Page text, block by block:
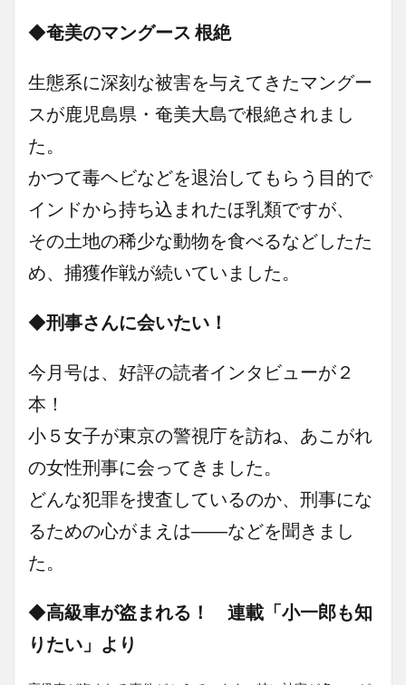
◆奄美のマングース 根絶
生態系に深刻な被害を与えてきたマングー
スが鹿児島県・奄美大島で根絶されまし
た。
かつて毒ヘビなどを退治してもらう目的で
インドから持ち込まれたほ乳類ですが、
その土地の稀少な動物を食べるなどしたた
め、捕獲作戦が続いていました。
◆刑事さんに会いたい！
今月号は、好評の読者インタビューが２
本！
小５女子が東京の警視庁を訪ね、あこがれ
の女性刑事に会ってきました。
どんな犯罪を捜査しているのか、刑事にな
るための心がまえは――などを聞きまし
た。
◆高級車が盗まれる！ 連載「小一郎も知
りたい」より